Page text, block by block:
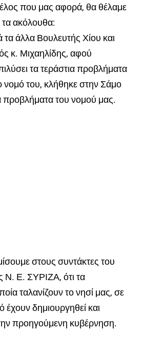
που μας αφορά, θα θέλαμε
ακόλουθα:
άλλα Βουλευτής Χίου και
κ. Μιχαηλίδης, αφού
τα τεράστια προβλήματα
του, κλήθηκε στην Σάμο
προβλήματα του νομού μας.
στους συντάκτες του
Ν. Ε. ΣΥΡΙΖΑ, ότι τα
ταλανίζουν το νησί μας, σε
έχουν δημιουργηθεί και
προηγούμενη κυβέρνηση.